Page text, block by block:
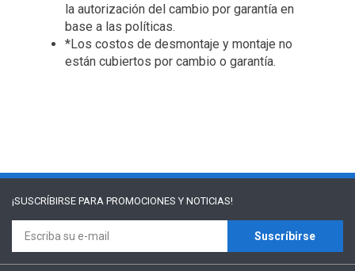
la autorización del cambio por garantía en
base a las políticas.
*Los costos de desmontaje y montaje no
están cubiertos por cambio o garantía.
¡SUSCRÍBIRSE PARA PROMOCIONES Y NOTICIAS!
Suscríbirse